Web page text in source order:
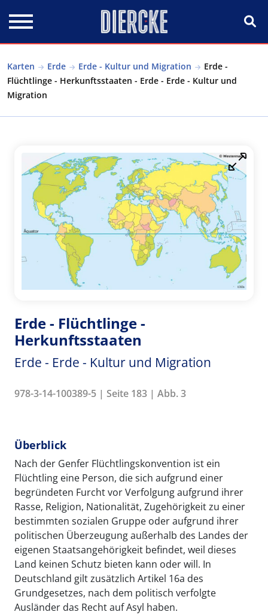
Karten Erde Erde - Kultur und Migration
Erde -
Flüchtlinge - Herkunftsstaaten - Erde - Erde - Kultur und
Migration
Erde - Flüchtlinge -
Herkunftsstaaten
Erde - Erde - Kultur und Migration
978-3-14-100389-5 | Seite 183 | Abb. 3
Überblick
Nach der Genfer Flüchtlingskonvention ist ein
Flüchtling eine Person, die sich aufgrund einer
begründeten Furcht vor Verfolgung aufgrund ihrer
Rasse, Religion, Nationalität, Zugehörigkeit zu einer
bestimmten sozialen Gruppe oder aufgrund ihrer
politischen Überzeugung außerhalb des Landes der
eigenen Staatsangehörigkeit befindet, weil dieses
Land keinen Schutz bieten kann oder will. In
Deutschland gilt zusätzlich Artikel 16a des
Grundgesetzes, nach dem politisch verfolgte
Ausländer das Recht auf Asyl haben.